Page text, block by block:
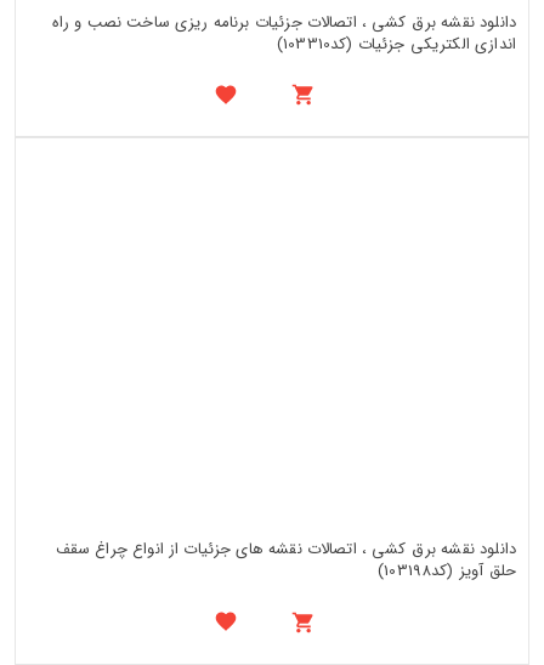
دانلود نقشه برق کشی ، اتصالات جزئیات برنامه ریزی ساخت نصب و راه
اندازی الکتریکی جزئیات (کد103310)
دانلود نقشه برق کشی ، اتصالات نقشه های جزئیات از انواع چراغ سقف
حلق آویز (کد103198)